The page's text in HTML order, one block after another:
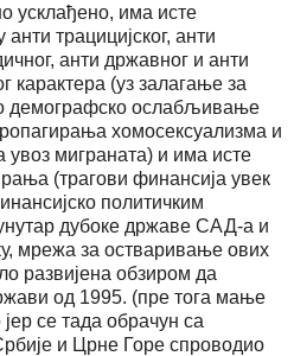
усклађено, има исте
трацицијског, анти
анти државног и анти
карактера (уз залагање за
демографско ослабљивање
хомосексуализма и
миграната) и има исте
(трагови финансија увек
политичким
дубоке државе САД-а и
мрежа за остваривање ових
развијена обзиром да
од 1995. (пре тога мање
се тада обрачун са
и Црне Горе спроводио